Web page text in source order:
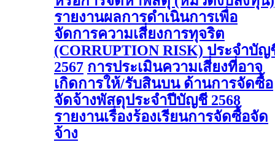
รายงานผลการดําเนินการเพื่อ
จัดการความเสี่ยงการทุจริต
(CORRUPTION RISK) ประจําบัญ
2567 การประเมินความเสี่ยงที่อาจ
เกิดการให้/รับสินบน ด้านการจัดซื้อ
จัดจ้างพัสดุประจําปีบัญชี 2568
รายงานเรื่องร้องเรียนการจัดซื้อจัด
จ้าง